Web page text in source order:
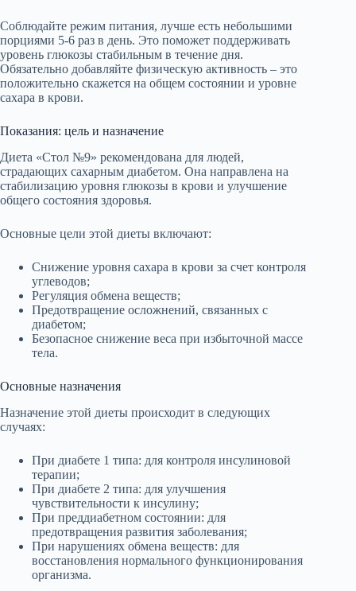
Соблюдайте режим питания, лучше есть небольшими
порциями 5-6 раз в день. Это поможет поддерживать
уровень глюкозы стабильным в течение дня.
Обязательно добавляйте физическую активность – это
положительно скажется на общем состоянии и уровне
сахара в крови.
Показания: цель и назначение
Диета «Стол №9» рекомендована для людей,
страдающих сахарным диабетом. Она направлена на
стабилизацию уровня глюкозы в крови и улучшение
общего состояния здоровья.
Основные цели этой диеты включают:
Снижение уровня сахара в крови за счет контроля
углеводов;
Регуляция обмена веществ;
Предотвращение осложнений, связанных с
диабетом;
Безопасное снижение веса при избыточной массе
тела.
Основные назначения
Назначение этой диеты происходит в следующих
случаях:
При диабете 1 типа: для контроля инсулиновой
терапии;
При диабете 2 типа: для улучшения
чувствительности к инсулину;
При преддиабетном состоянии: для
предотвращения развития заболевания;
При нарушениях обмена веществ: для
восстановления нормального функционирования
организма.